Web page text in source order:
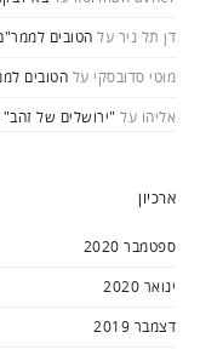
דן תל ניר על הטובים
מוטי סדובסקי על הטובים
אליהו על "ירושלים של זהב" –
ארכיון
ספטמבר 2020
ינואר 2020
דצמבר 2019